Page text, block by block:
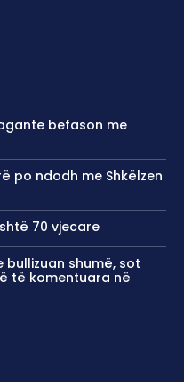
befason me
po ndodh me Shkëlzen
70 vjecare
shumë, sot
të komentuara në